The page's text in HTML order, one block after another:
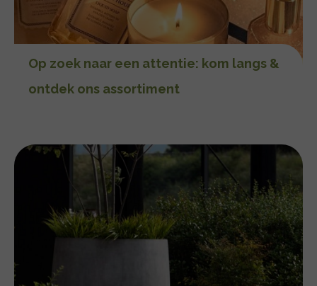
Op zoek naar een attentie: kom langs &
ontdek ons assortiment